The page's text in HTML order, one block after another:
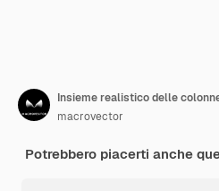
macrovector
Potrebbero piacerti anche